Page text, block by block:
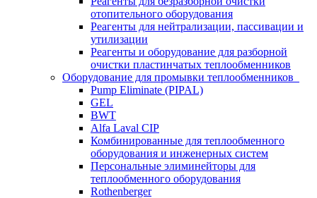
отопительного оборудования
Реагенты для нейтрализации, пассивации и
утилизации
Реагенты и оборудование для разборной
очистки пластинчатых теплообменников
Оборудование для промывки теплообменников
Pump Eliminate (PIPAL)
GEL
BWT
Alfa Laval CIP
Комбинированные для теплообменного
оборудования и инженерных систем
Персональные элиминейторы для
теплообменного оборудования
Rothenberger